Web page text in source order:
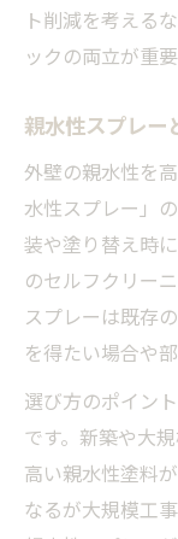
ト削減を考える
ックの両立が重要
親水性スプレー
外壁の親水性を
水性スプレー」
装や塗り替え時
のセルフクリー
スプレーは既存
を得たい場合や
選び方のポイン
です。新築や大
高い親水性塗料
なるが大規模工